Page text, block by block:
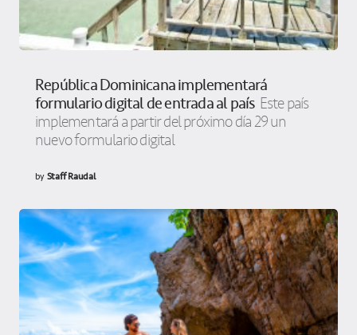
República Dominicana implementará
formulario digital de entrada al país Este país
implementará a partir del próximo día 29 un
nuevo formulario digital
byStaff Raudal